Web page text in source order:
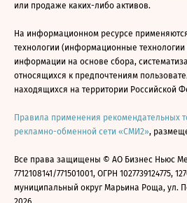
или продаже каких-либо активов.
На информационном ресурсе
технологии (информационные технологии
информации на основе сбора,
относящихся к предпочтениям
находящихся на территории Российской
Правила применения рекомендательных
рекламно-обменной сети «СМИ2»,
Все права защищены © АО Бизнес Ньюс
7712108141/771501001, ОГРН 1027739124775,
муниципальный округ Марьина Роща, ул.